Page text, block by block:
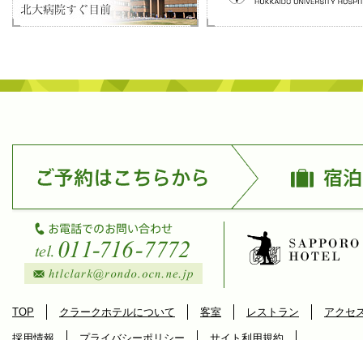
TOP クラークホテルについて 客室 レストラン アクセ